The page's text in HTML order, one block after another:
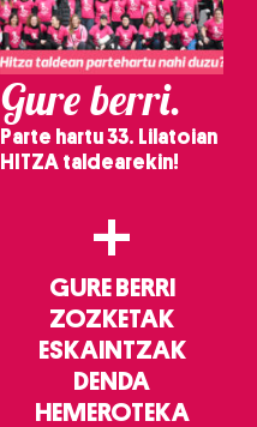
Gure berri.
Parte hartu 33. Lilatoian
HITZA taldearekin!
+
GURE BERRI
ZOZKETAK
ESKAINTZAK
DENDA
HEMEROTEKA